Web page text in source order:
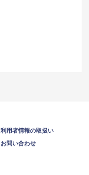
利用者情報の取扱い
お問い合わせ